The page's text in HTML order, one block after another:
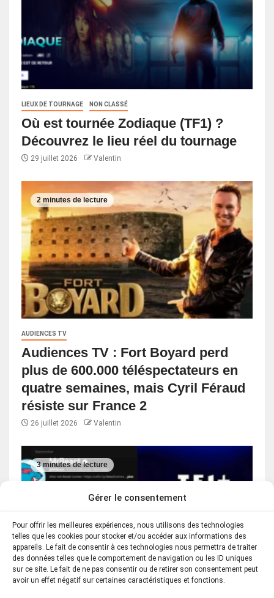
Gérer le consentement
Pour offrir les meilleures expériences, nous utilisons des technologies
telles que les cookies pour stocker et/ou accéder aux informations des
appareils. Le fait de consentir à ces technologies nous permettra de traiter
des données telles que le comportement de navigation ou les ID uniques
sur ce site. Le fait de ne pas consentir ou de retirer son consentement peut
avoir un effet négatif sur certaines caractéristiques et fonctions.
LIEUX DE TOURNAGE NON CLASSÉ
Où est tournée Zodiaque (TF1) ?
Découvrez le lieu réel du tournage
29 juillet 2026 Valentin
2 minutes de lecture
AUDIENCES TV
Audiences TV : Fort Boyard perd
plus de 600.000 téléspectateurs en
quatre semaines, mais Cyril Féraud
résiste sur France 2
26 juillet 2026 Valentin
3 minutes de lecture